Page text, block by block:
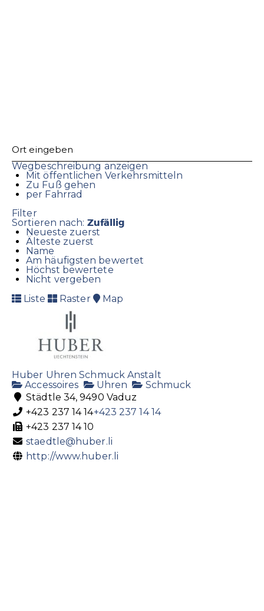
Wegbeschreibung anzeigen
Mit öffentlichen Verkehrsmitteln
Zu Fuß gehen
per Fahrrad
Filter
Sortieren nach: Zufällig
Neueste zuerst
Älteste zuerst
Name
Am häufigsten bewertet
Höchst bewertete
Nicht vergeben
Liste
Raster Map
Huber Uhren Schmuck Anstalt
Accessoires
Uhren
Schmuck
Städtle 34, 9490 Vaduz
+423 237 14 14+423 237 14 14
+423 237 14 10
staedtle@huber.li
http://www.huber.li